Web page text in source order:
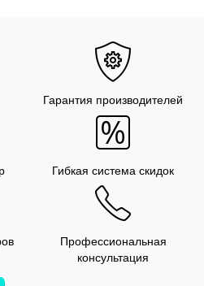
Гарантия производителей
Гибкая система скидок
Профессиональная
консультация